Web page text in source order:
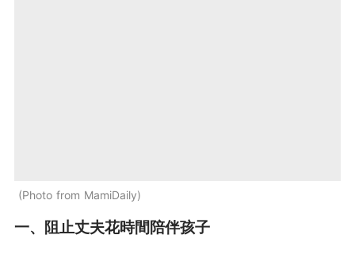
Photo from MamiDaily
一、阻止丈夫花時間陪伴孩子